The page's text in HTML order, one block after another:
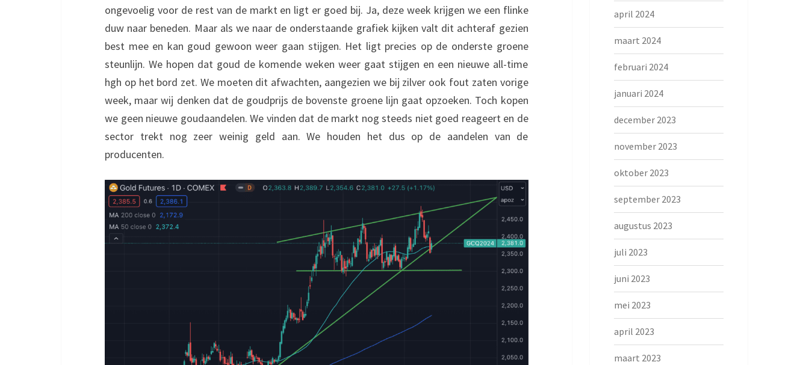
ongevoelig voor de rest van de markt en ligt er goed bij. Ja, deze week krijgen we een flinke
duw naar beneden. Maar als we naar de onderstaande grafiek kijken valt dit achteraf gezien
best mee en kan goud gewoon weer gaan stijgen. Het ligt precies op de onderste groene
steunlijn. We hopen dat goud de komende weken weer gaat stijgen en een nieuwe all-time
hgh op het bord zet. We moeten dit afwachten, aangezien we bij zilver ook fout zaten vorige
week, maar wij denken dat de goudprijs de bovenste groene lijn gaat opzoeken. Toch kopen
we geen nieuwe goudaandelen. We vinden dat de markt nog steeds niet goed reageert en de
sector trekt nog zeer weinig geld aan. We houden het dus op de aandelen van de
producenten.
april 2024
maart 2024
februari 2024
januari 2024
december 2023
november 2023
oktober 2023
september 2023
augustus 2023
juli 2023
juni 2023
mei 2023
april 2023
maart 2023